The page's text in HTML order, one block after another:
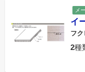
メ
イ
フ
2種